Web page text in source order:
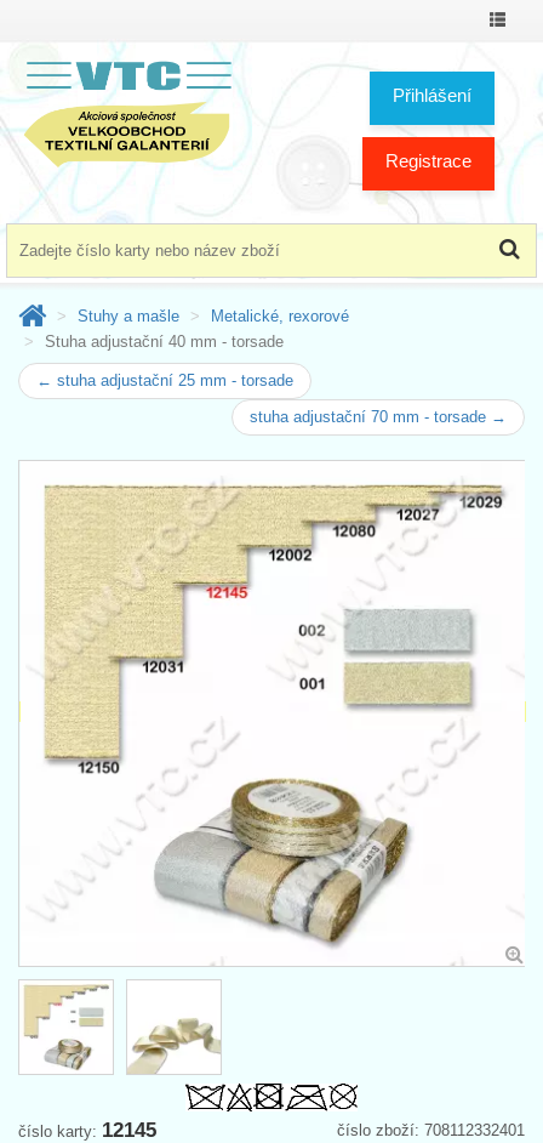
Přihlášení
Registrace
Stuhy a mašle
Metalické, rexorové
Stuha adjustační 40 mm - torsade
← stuha adjustační 25 mm - torsade
stuha adjustační 70 mm - torsade →
číslo zboží: 708112332401
číslo karty: 12145